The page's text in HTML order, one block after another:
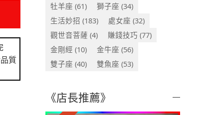
質
牡羊座 (61) 獅子座 (34)
生活妙招 (183) 處女座 (32)
觀世音菩薩 (4) 賺錢技巧 (77)
金剛經 (10) 金牛座 (56)
雙子座 (40) 雙魚座 (53)
《店長推薦》